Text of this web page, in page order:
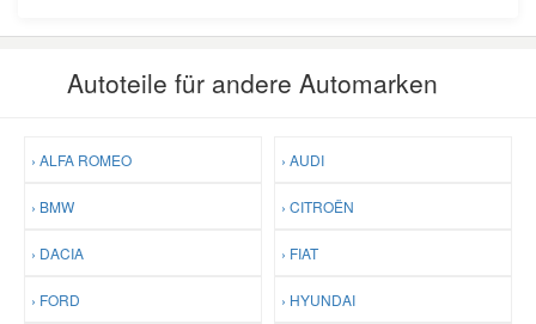
Autoteile für andere Automarken
› ALFA ROMEO › AUDI
› BMW › CITROËN
› DACIA › FIAT
› FORD › HYUNDAI